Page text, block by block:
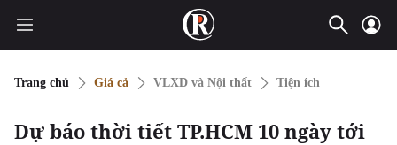
Trang chủ Giá cả VLXD và Nội thất Tiện ích
Dự báo thời tiết TP.HCM 10 ngày tới